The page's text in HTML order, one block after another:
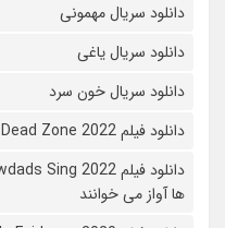
دانلود سریال مهمونی
دانلود سریال یاغی
دانلود سریال خون سرد
دانلود فیلم 2022 Dead Zone منطقه مرده
ها آواز می خوانند